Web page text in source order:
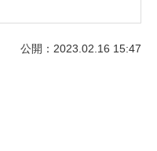
公開：2023.02.16 15:47